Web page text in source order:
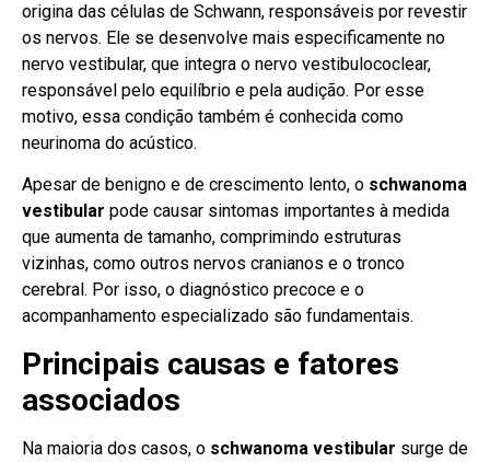
origina das células de Schwann, responsáveis por revestir
os nervos. Ele se desenvolve mais especificamente no
nervo vestibular, que integra o nervo vestibulococlear,
responsável pelo equilíbrio e pela audição. Por esse
motivo, essa condição também é conhecida como
neurinoma do acústico.
Apesar de benigno e de crescimento lento, o schwanoma
vestibular pode causar sintomas importantes à medida
que aumenta de tamanho, comprimindo estruturas
vizinhas, como outros nervos cranianos e o tronco
cerebral. Por isso, o diagnóstico precoce e o
acompanhamento especializado são fundamentais.
Principais causas e fatores
associados
Na maioria dos casos, o schwanoma vestibular surge de